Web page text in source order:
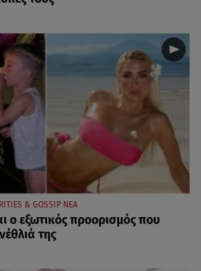
& GOSSIP ΝΕΑ
ο εξωτικός προορισμός που
της